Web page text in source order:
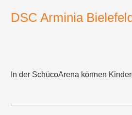
DSC Arminia
In der SchücoArena können